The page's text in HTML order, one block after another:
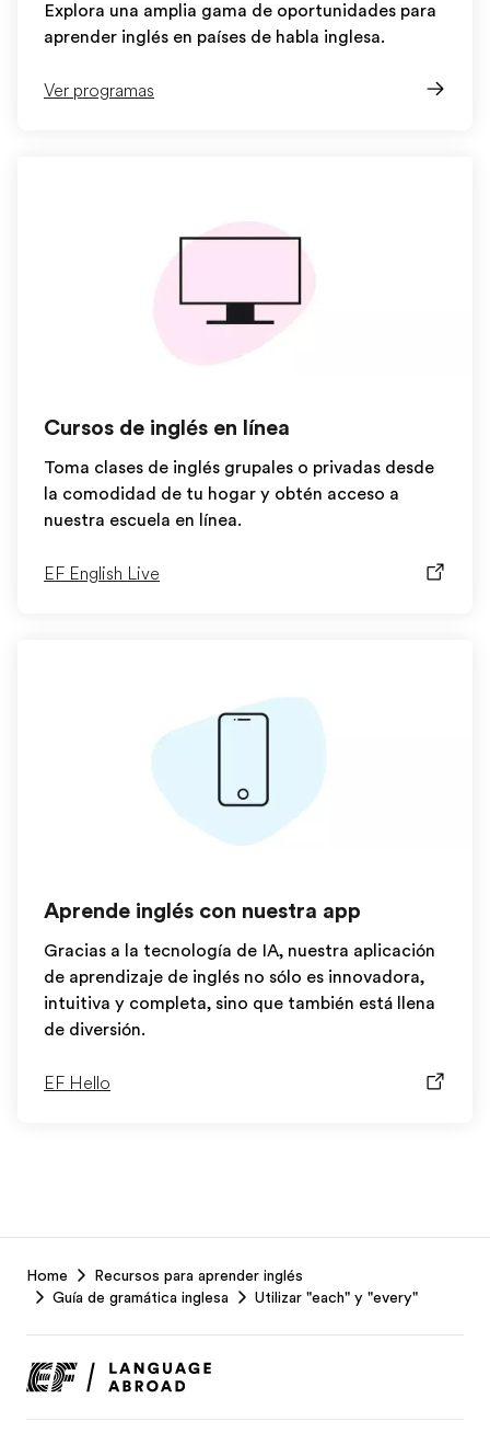
Explora una amplia gama de oportunidades para
aprender inglés en países de habla inglesa.
Ver programas
Cursos de inglés en línea
Toma clases de inglés grupales o privadas desde
la comodidad de tu hogar y obtén acceso a
nuestra escuela en línea.
EF English Live
Aprende inglés con nuestra app
Gracias a la tecnología de IA, nuestra aplicación
de aprendizaje de inglés no sólo es innovadora,
intuitiva y completa, sino que también está llena
de diversión.
EF Hello
Footer
Home
Recursos para aprender inglés
Guía de gramática inglesa
Utilizar "each" y "every"